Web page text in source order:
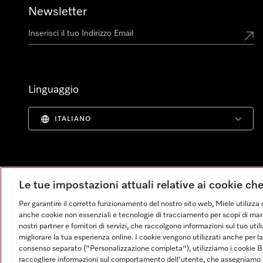
Newsletter
Linguaggio
ITALIANO
Le tue impostazioni attuali relative ai cookie
Per garantire il corretto funzionamento del nostro sito web, Miele
anche cookie non essenziali e tecnologie di tracciamento per scopi di
nostri partner e fornitori di servizi, che raccolgono informazioni sul tuo
migliorare la tua esperienza online. I cookie vengono utilizzati anche per
consenso separato ("Personalizzazione completa"), utilizziamo i cookie
raccogliere informazioni sul comportamento dell'utente, che